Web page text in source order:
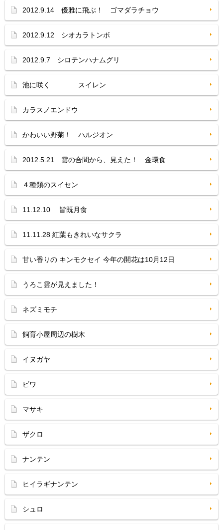
2012.9.14 優雅に飛ぶ！ ゴマダラチョウ
2012.9.12 シオカラトンボ
2012.9.7 シロテンハナムグリ
池に咲く スイレン
カラスノエンドウ
かわいい野菊！ ハルジオン
2012.5.21 雲の合間から、見えた！ 金環食
４種類のスイセン
11.12.10 皆既月食
11.11.28 紅葉もきれいなサクラ
甘い香りの キンモクセイ 今年の開花は10月12日
うろこ雲が見えました！
ネズミモチ
飼育小屋周辺の樹木
イヌガヤ
ビワ
マサキ
ザクロ
ナンテン
ヒイラギナンテン
シュロ